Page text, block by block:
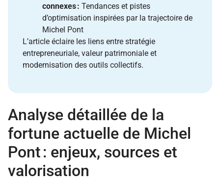
connexes : Tendances et pistes
d’optimisation inspirées par la trajectoire de
Michel Pont
L’article éclaire les liens entre stratégie
entrepreneuriale, valeur patrimoniale et
modernisation des outils collectifs.
Analyse détaillée de la
fortune actuelle de Michel
Pont : enjeux, sources et
valorisation